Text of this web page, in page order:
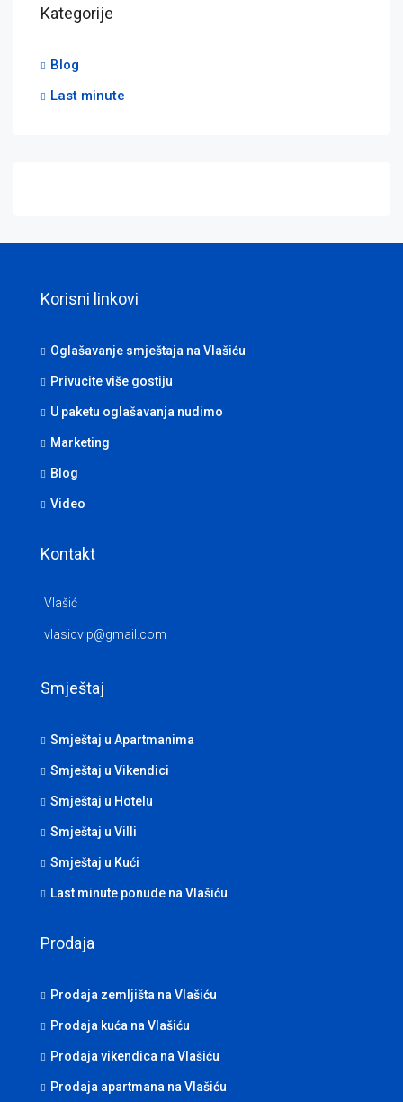
Kategorije
Blog
Last minute
Korisni linkovi
Oglašavanje smještaja na Vlašiću
Privucite više gostiju
U paketu oglašavanja nudimo
Marketing
Blog
Video
Kontakt
Vlašić
vlasicvip@gmail.com
Smještaj
Smještaj u Apartmanima
Smještaj u Vikendici
Smještaj u Hotelu
Smještaj u Villi
Smještaj u Kući
Last minute ponude na Vlašiću
Prodaja
Prodaja zemljišta na Vlašiću
Prodaja kuća na Vlašiću
Prodaja vikendica na Vlašiću
Prodaja apartmana na Vlašiću